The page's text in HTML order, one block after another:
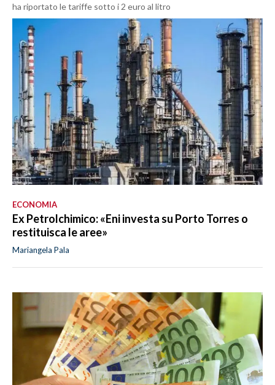
ha riportato le tariffe sotto i 2 euro al litro
ECONOMIA
Ex Petrolchimico: «Eni investa su Porto Torres o
restituisca le aree»
Mariangela Pala